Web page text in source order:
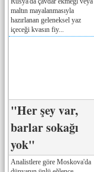
maltın mayalanmasıyla
hazırlanan geleneksel yaz
içeceği kvasın fiy...
"Her şey var,
barlar sokağı
yok"
Analistlere göre Moskova'da